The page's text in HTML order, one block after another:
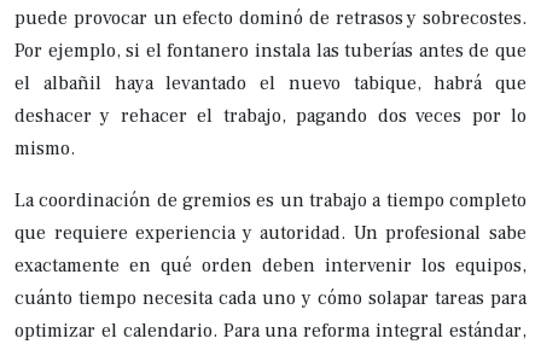
puede provocar un efecto dominó de retrasos y sobrecostes.
Por ejemplo, si el fontanero instala las tuberías antes de que
el albañil haya levantado el nuevo tabique, habrá que
deshacer y rehacer el trabajo, pagando dos veces por lo
mismo.
La coordinación de gremios es un trabajo a tiempo completo
que requiere experiencia y autoridad. Un profesional sabe
exactamente en qué orden deben intervenir los equipos,
cuánto tiempo necesita cada uno y cómo solapar tareas para
optimizar el calendario. Para una reforma integral estándar,